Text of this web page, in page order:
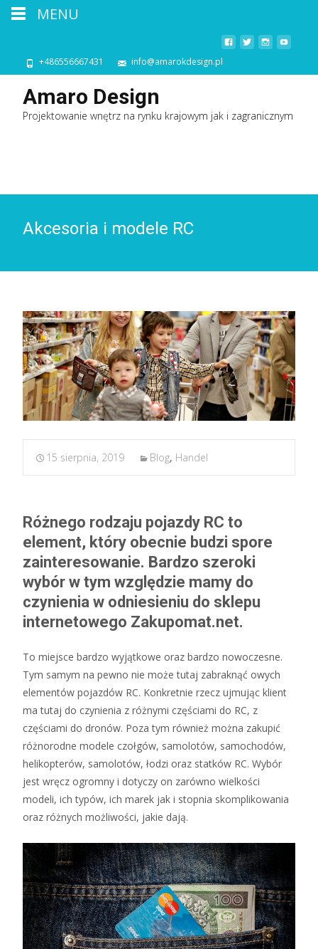
+486556667431 info@amarokdesign.pl
Amaro Design
Projektowanie wnętrz na rynku krajowym jak i zagranicznym
Akcesoria i modele RC
15 sierpnia, 2019 Blog, Handel
Różnego rodzaju pojazdy RC to
element, który obecnie budzi spore
zainteresowanie. Bardzo szeroki
wybór w tym względzie mamy do
czynienia w odniesieniu do sklepu
internetowego Zakupomat.net.
To miejsce bardzo wyjątkowe oraz bardzo nowoczesne.
Tym samym na pewno nie może tutaj zabraknąć owych
elementów pojazdów RC. Konkretnie rzecz ujmując klient
ma tutaj do czynienia z różnymi częściami do RC, z
częściami do dronów. Poza tym również można zakupić
różnorodne modele czołgów, samolotów, samochodów,
helikopterów, samolotów, łodzi oraz statków RC. Wybór
jest wręcz ogromny i dotyczy on zarówno wielkości
modeli, ich typów, ich marek jak i stopnia skomplikowania
oraz różnych możliwości, jakie dają.
MENU